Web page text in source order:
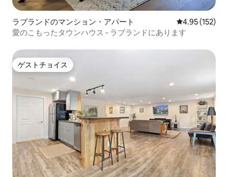
ラブランドのマンション・アパート レビュー152
4.95 (152)
愛のこもったタウンハウス - ラブランドにあります
ゲストチョイス
ゲストチョイス